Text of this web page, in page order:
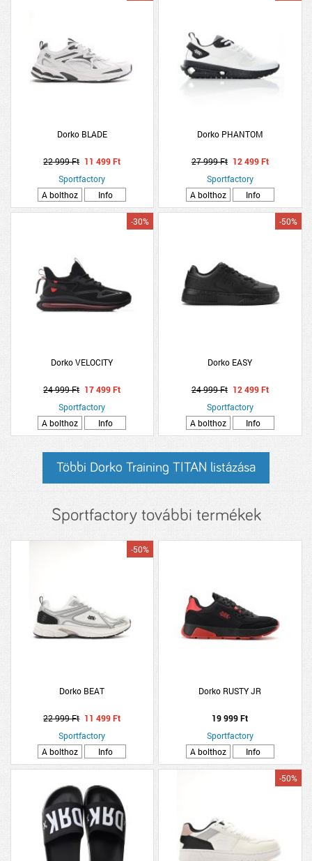
Dorko BLADE
22 999 Ft 11 499 Ft
Sportfactory
A bolthoz
Info
Dorko PHANTOM
27 999 Ft 12 499 Ft
Sportfactory
A bolthoz
Info
Dorko VELOCITY
-30%
24 999 Ft 17 499 Ft
Sportfactory
A bolthoz
Info
Dorko EASY
-50%
24 999 Ft 12 499 Ft
Sportfactory
A bolthoz
Info
Többi Dorko Training TITAN listázása
Sportfactory további termékek
Dorko BEAT
-50%
22 999 Ft 11 499 Ft
Sportfactory
A bolthoz
Info
Dorko RUSTY JR
19 999 Ft
Sportfactory
A bolthoz
Info
-50%